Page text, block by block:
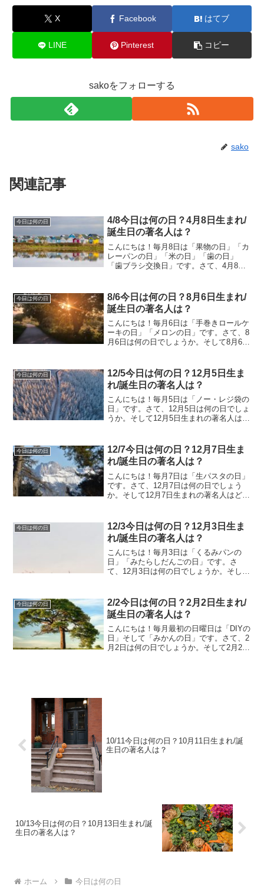
X Facebook はてブ
LINE Pinterest コピー
sakoをフォローする
sako
関連記事
今日は何の日
4/8今日は何の日？4月8日生まれ/
誕生日の著名人は？
こんにちは！毎月8日は「果物の日」「カ
レーパンの日」「米の日」「歯の日」
「歯ブラシ交換日」です。さて、4月8日
か。4/8今日は何の日？4月8日生まれ/誕
生日の著名人は...
今日は何の日
8/6今日は何の日？8月6日生まれ/
誕生日の著名人は？
こんにちは！毎月6日は「手巻きロールケ
ーキの日」「メロンの日」です。さて、8
月6日は何の日でしょうか。そして8月6日
れ/誕生日の著名人は？8月6日は何の日？
広島原爆...
今日は何の日
12/5今日は何の日？12月5日生ま
れ/誕生日の著名人は？
こんにちは！毎月5日は「ノー・レジ袋の
日」です。さて、12月5日は何の日でしょ
うか。そして12月5日生まれの著名人はど
は？12月5日は何の日？ 国際ボランティ
ア...
今日は何の日
12/7今日は何の日？12月7日生ま
れ/誕生日の著名人は？
こんにちは！毎月7日は「生パスタの日」
です。さて、12月7日は何の日でしょう
か。そして12月7日生まれの著名人はどん
は？12月7日は何の日？ 神戸開港記念日
慶応3...
今日は何の日
12/3今日は何の日？12月3日生ま
れ/誕生日の著名人は？
こんにちは！毎月3日は「くるみパンの
日」「みたらしだんごの日」です。さ
て、12月3日は何の日でしょうか。そして
日生まれ/誕生日の著名人は？12月3日は
何の日...
今日は何の日
2/2今日は何の日？2月2日生まれ/
誕生日の著名人は？
こんにちは！毎月最初の日曜日は「DIYの
日」そして「みかんの日」です。さて、2
月2日は何の日でしょうか。そして2月2日
10/11今日は何の日？10月11日生まれ/誕
生日の著名人は？
10/13今日は何の日？10月13日生まれ/誕
生日の著名人は？
ホーム 今日は何の日